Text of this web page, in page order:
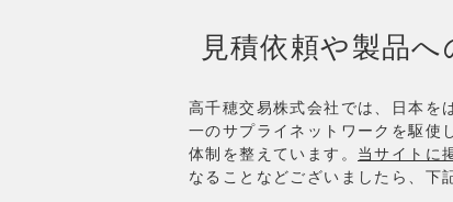
見積依頼や製品
高千穂交易株式会社では、日本を
一のサプライネットワークを駆使
体制を整えています。 当サイトに
なることなどございましたら、下